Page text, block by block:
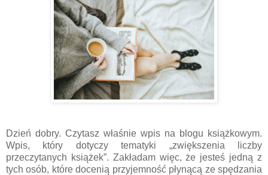
Dzień dobry. Czytasz właśnie wpis na blogu książkowym.
Wpis, który dotyczy tematyki „zwiększenia liczby
przeczytanych książek”. Zakładam więc, że jesteś jedną z
tych osób, które docenią przyjemność płynącą ze spędzania